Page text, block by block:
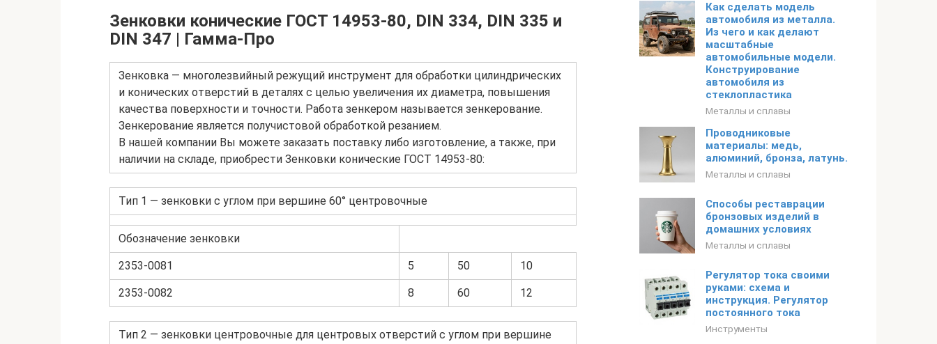
Зенковки конические ГОСТ 14953-80, DIN 334, DIN 335 и
DIN 347 | Гамма-Про
Зенковка — многолезвийный режущий инструмент для обработки цилиндрических
и конических отверстий в деталях с целью увеличения их диаметра, повышения
качества поверхности и точности. Работа зенкером называется зенкерование.
Зенкерование является получистовой обработкой резанием.
В нашей компании Вы можете заказать поставку либо изготовление, а также, при
наличии на складе, приобрести Зенковки конические ГОСТ 14953-80:
Тип 1 — зенковки с углом при вершине 60° центровочные
Обозначение зенковки
2353-0081 5 50 10
2353-0082 8 60 12
Тип 2 — зенковки центровочные для центровых отверстий с углом при вершине
Как сделать модель
автомобиля из металла.
Из чего и как делают
масштабные
автомобильные модели.
Конструирование
автомобиля из
стеклопластика
Металлы и сплавы
Проводниковые
материалы: медь,
алюминий, бронза, латунь.
Металлы и сплавы
Способы реставрации
бронзовых изделий в
домашних условиях
Металлы и сплавы
Регулятор тока своими
руками: схема и
инструкция. Регулятор
постоянного тока
Инструменты